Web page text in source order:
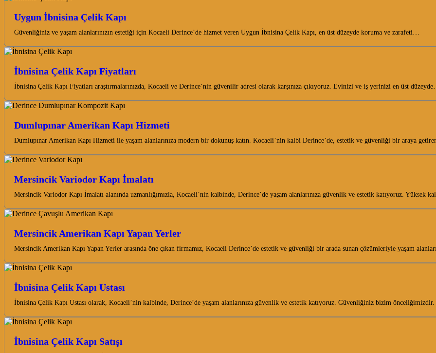
Uygun İbnisina Çelik Kapı
Güvenliğiniz ve yaşam alanlarınızın estetiği için Kocaeli Derince’de hizmet veren Uygun İbnisina Çelik Kapı, en üst düzeyde koruma ve zarafeti…
İbnisina Çelik Kapı Fiyatları
İbnisina Çelik Kapı Fiyatları araştırmalarınızda, Kocaeli ve Derince’nin güvenilir adresi olarak karşınıza çıkıyoruz. Evinizi ve iş yerinizi en üst düzeyde…
Dumlupınar Amerikan Kapı Hizmeti
Dumlupınar Amerikan Kapı Hizmeti ile yaşam alanlarınıza modern bir dokunuş katın. Kocaeli’nin kalbi Derince’de, estetik ve güvenliği bir araya
Mersincik Variodor Kapı İmalatı
Mersincik Variodor Kapı İmalatı alanında uzmanlığımızla, Kocaeli’nin kalbinde, Derince’de yaşam alanlarınıza güvenlik ve estetik katıyoruz. Yüksek
Mersincik Amerikan Kapı Yapan Yerler
Mersincik Amerikan Kapı Yapan Yerler arasında öne çıkan firmamız, Kocaeli Derince’de estetik ve güvenliği bir arada sunan çözümleriyle yaşam
İbnisina Çelik Kapı Ustası
İbnisina Çelik Kapı Ustası olarak, Kocaeli’nin kalbinde, Derince’de yaşam alanlarınıza güvenlik ve estetik katıyoruz. Güvenliğiniz bizim
İbnisina Çelik Kapı Satışı